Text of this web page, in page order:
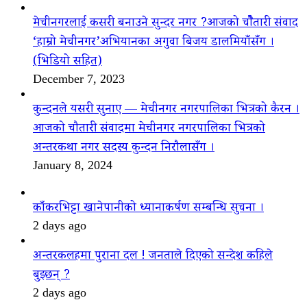
मेचीनगरलाई कसरी बनाउने सुन्दर नगर ?आजको चौैतारी संवाद
‘हाम्रो मेचीनगर’अभियानका अगुवा बिजय डालमियाँसँग ।
(भिडियो सहित)
December 7, 2023
कुन्दनले यसरी सुनाए — मेचीनगर नगरपालिका भित्रको कैरन ।
आजको चौतारी संवादमा मेचीनगर नगरपालिका भित्रको
अन्तरकथा नगर सदस्य कुन्दन निरौलासँग ।
January 8, 2024
काँकरभिट्टा खानेपानीको ध्यानाकर्षण सम्बन्धि सुचना ।
2 days ago
अन्तरकलहमा पुराना दल ! जनताले दिएको सन्देश कहिले
बुझ्छन् ?
2 days ago